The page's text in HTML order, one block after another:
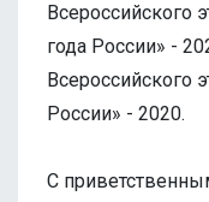
Всероссийского
года России» -
Всероссийского
России» - 2020.
С